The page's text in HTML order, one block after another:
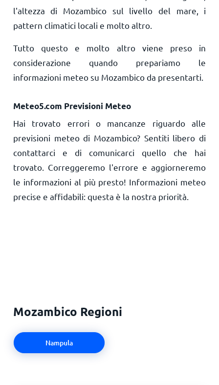
l'altezza di Mozambico sul livello del mare, i
pattern climatici locali e molto altro.
Tutto questo e molto altro viene preso in
considerazione quando prepariamo le
informazioni meteo su Mozambico da presentarti.
Meteo5.com Previsioni Meteo
Hai trovato errori o mancanze riguardo alle
previsioni meteo di Mozambico? Sentiti libero di
contattarci e di comunicarci quello che hai
trovato. Correggeremo l'errore e aggiorneremo
le informazioni al più presto! Informazioni meteo
precise e affidabili: questa è la nostra priorità.
Mozambico Regioni
Nampula